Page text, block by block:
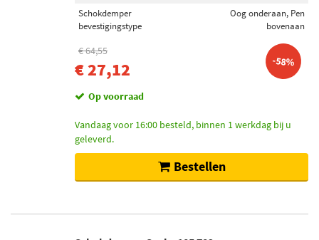
Schokdemper
bevestigingstype
Oog onderaan, Pen
bovenaan
€ 64,55
€ 27,12 -58%
Op voorraad
Vandaag voor 16:00 besteld, binnen 1 werkdag bij u
geleverd.
Bestellen